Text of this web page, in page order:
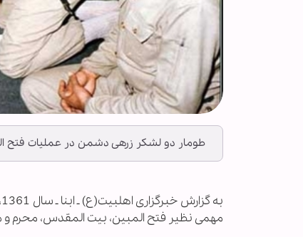
طومار دو لشکر زرهی دشمن در عملیات فتح المبین که از دومین روز
مهمی نظیر فتح المبین، بیت المقدس، محرم